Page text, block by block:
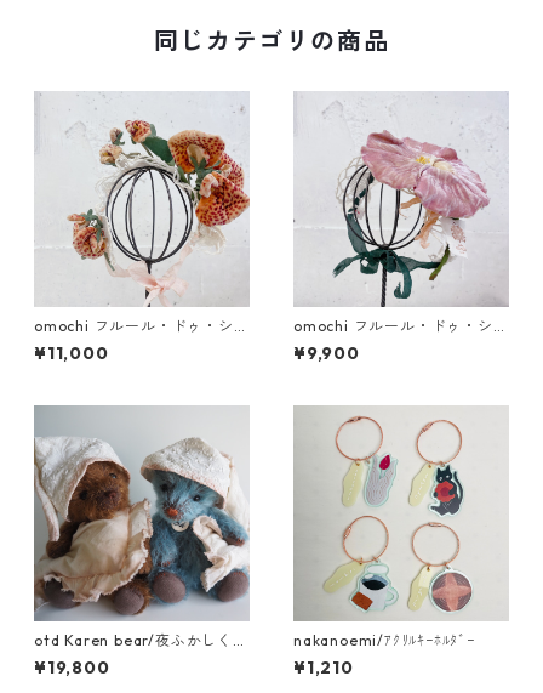
同じカテゴリの商品
omochi フルール・ドゥ・シル
ク 蘭 (ドール用ヘッドドレス)
¥11,000
omochi フルール・ドゥ・シル
ク朝顔・菊 (ドール用ヘッドド
レス)
¥9,900
otd Karen bear/夜ふかしくま
さん
¥19,800
nakanoemi/ｱｸﾘﾙｷｰﾎﾙﾀﾞｰ
¥1,210